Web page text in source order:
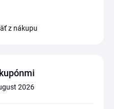
z nákupu
2026